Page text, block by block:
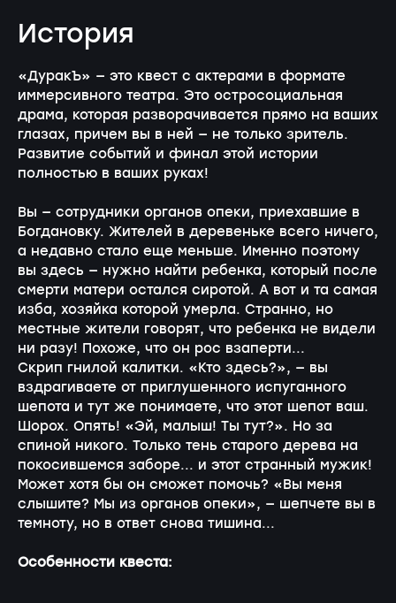
История
«ДуракЪ» — это квест с актерами в формате
иммерсивного театра. Это остросоциальная
драма, которая разворачивается прямо на ваших
глазах, причем вы в ней — не только зритель.
Развитие событий и финал этой истории
полностью в ваших руках!
Вы — сотрудники органов опеки, приехавшие в
Богдановку. Жителей в деревеньке всего ничего,
а недавно стало еще меньше. Именно поэтому
вы здесь — нужно найти ребенка, который после
смерти матери остался сиротой. А вот и та самая
изба, хозяйка которой умерла. Странно, но
местные жители говорят, что ребенка не видели
ни разу! Похоже, что он рос взаперти...
Скрип гнилой калитки. «Кто здесь?», — вы
вздрагиваете от приглушенного испуганного
шепота и тут же понимаете, что этот шепот ваш.
Шорох. Опять! «Эй, малыш! Ты тут?». Но за
спиной никого. Только тень старого дерева на
покосившемся заборе... и этот странный мужик!
Может хотя бы он сможет помочь? «Вы меня
слышите? Мы из органов опеки», — шепчете вы в
темноту, но в ответ снова тишина...
Особенности квеста: